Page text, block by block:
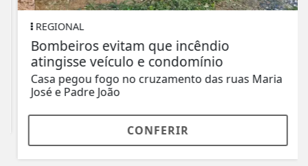
REGIONAL
Bombeiros evitam que incêndio
atingisse veículo e condomínio
Casa pegou fogo no cruzamento das ruas Maria
José e Padre João
CONFERIR